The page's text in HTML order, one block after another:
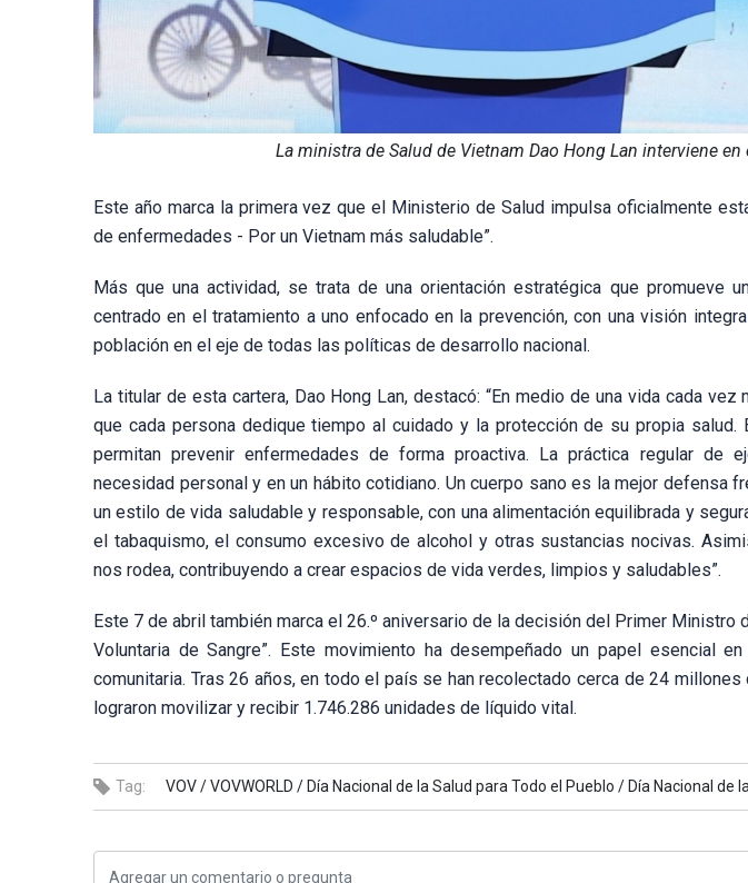
La ministra de Salud de Vietnam Dao Hong Lan interviene en
Este año marca la primera vez que el Ministerio de Salud impulsa oficialmente
de enfermedades - Por un Vietnam más saludable”.
Más que una actividad, se trata de una orientación estratégica que promueve
centrado en el tratamiento a uno enfocado en la prevención, con una visión
población en el eje de todas las políticas de desarrollo nacional.
La titular de esta cartera, Dao Hong Lan, destacó: “En medio de una vida cada
que cada persona dedique tiempo al cuidado y la protección de su propia salud.
permitan prevenir enfermedades de forma proactiva. La práctica regular de
necesidad personal y en un hábito cotidiano. Un cuerpo sano es la mejor defensa
un estilo de vida saludable y responsable, con una alimentación equilibrada y
el tabaquismo, el consumo excesivo de alcohol y otras sustancias nocivas.
nos rodea, contribuyendo a crear espacios de vida verdes, limpios y saludables”.
Este 7 de abril también marca el 26.º aniversario de la decisión del Primer Ministro
Voluntaria de Sangre”. Este movimiento ha desempeñado un papel esencial
comunitaria. Tras 26 años, en todo el país se han recolectado cerca de 24
lograron movilizar y recibir 1.746.286 unidades de líquido vital.
Tag: VOV /VOVWORLD /Día Nacional de la Salud para Todo el Pueblo /Día Nacional de